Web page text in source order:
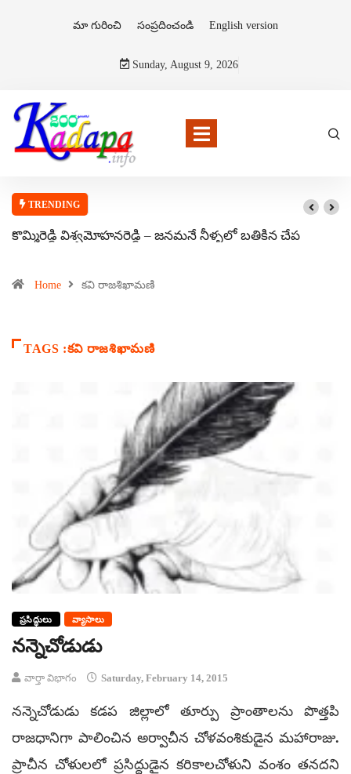
మా గురించి సంప్రదించండి English version
Sunday, August 9, 2026
TRENDING
కొమ్మిరెడ్డి విశ్వమోహనరెడ్డి – జనమనే నీళ్ళలో బతికిన చేప
Home కవి రాజశిఖామణి
TAGS :కవి రాజశిఖామణి
ప్రసిద్ధులు వ్యాసాలు
నన్నెచోడుడు
వార్తా విభాగం Saturday, February 14, 2015
నన్నెచోడుడు కడప జిల్లాలో తూర్పు ప్రాంతాలను పొత్తపి
రాజధానిగా పాలించిన అర్వాచీన చోళవంశికుడైన మహారాజు.
ప్రాచీన చోళులలో ప్రసిద్ధుడైన కరికాలచోళుని వంశం తనదని